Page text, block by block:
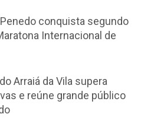
conquista segundo
Internacional de
Arraiá da Vila supera
e reúne grande público